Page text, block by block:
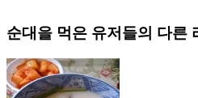
순대 을 먹은 유저들의 다른